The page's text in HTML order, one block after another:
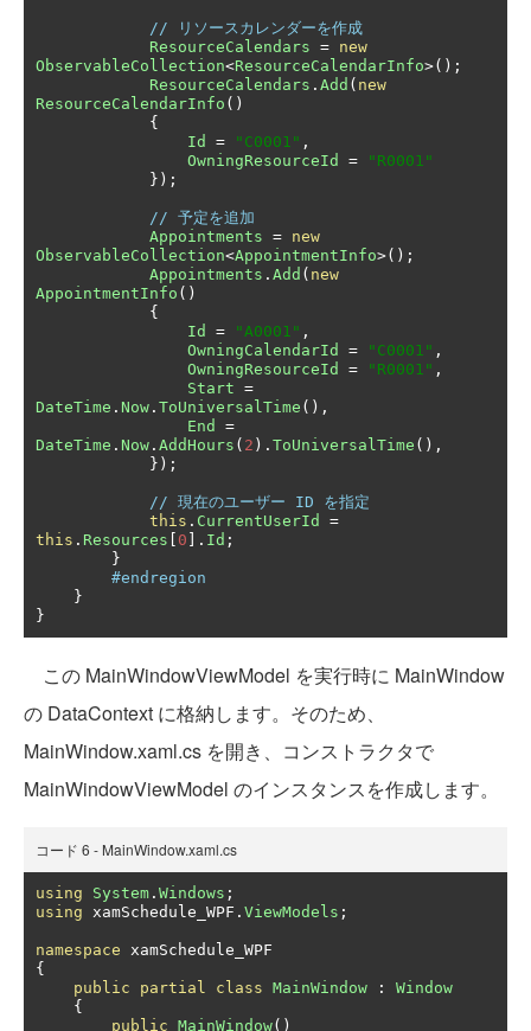
// リソースカレンダーを作成
ResourceCalendars = new
ObservableCollection<ResourceCalendarInfo>();
ResourceCalendars . Add ( new
ResourceCalendarInfo ()
{
Id
= "C0001" ,
OwningResourceId
=
"R0001"
});
// 予定を追加
Appointments = new
ObservableCollection<AppointmentInfo>();
Appointments . Add ( new
AppointmentInfo ()
{
Id
= "A0001" ,
OwningCalendarId
= "C0001" ,
OwningResourceId
= "R0001" ,
Start =
DateTime . Now . ToUniversalTime (),
End
=
DateTime . Now . AddHours ( 2 ). ToUniversalTime (),
});
// 現在のユーザー ID を指定
this . CurrentUserId
=
this . Resources 0 ]. Id ;
}
#endregion
}
}
この MainWindowViewModel を実行時に MainWindow
の DataContext に格納します。そのため、
MainWindow.xaml.cs を開き、コンストラクタで
MainWindowViewModel のインスタンスを作成します。
コード 6 - MainWindow.xaml.cs
using System . Windows ;
using xamSchedule_WPF . ViewModels ;
namespace
{
public
partial class MainWindow :
Window
{
public MainWindow()